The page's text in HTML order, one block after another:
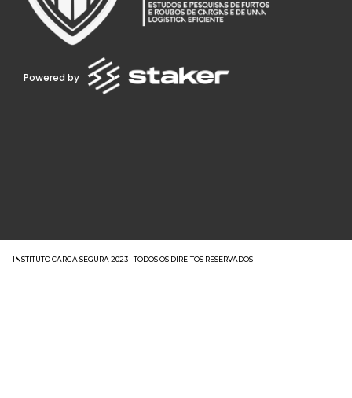
Powered by
INSTITUTO CARGA SEGURA 2023 - TODOS OS DIREITOS RESERVADOS